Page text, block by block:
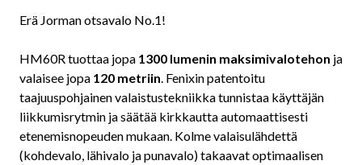
Erä Jorman otsavalo No.1!
HM60R tuottaa jopa 1300 lumenin maksimivalotehon ja
valaisee jopa 120 metriin. Fenixin patentoitu
taajuuspohjainen valaistustekniikka tunnistaa käyttäjän
liikkumisrytmin ja säätää kirkkautta automaattisesti
etenemisnopeuden mukaan. Kolme valaisulähdettä
(kohdevalo, lähivalo ja punavalo) takaavat optimaalisen